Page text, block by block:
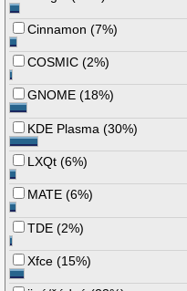
Cinnamon (7%)
COSMIC (2%)
GNOME (18%)
KDE Plasma (30%)
LXQt (6%)
MATE (6%)
TDE (2%)
Xfce (15%)